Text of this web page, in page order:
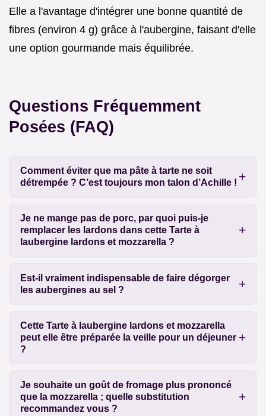
Elle a l'avantage d'intégrer une bonne quantité de
fibres (environ 4 g) grâce à l'aubergine, faisant d'elle
une option gourmande mais équilibrée.
Questions Fréquemment
Posées (FAQ)
Comment éviter que ma pâte à tarte ne soit
détrempée ? C’est toujours mon talon d’Achille !
Je ne mange pas de porc, par quoi puis-je
remplacer les lardons dans cette Tarte à
laubergine lardons et mozzarella ?
Est-il vraiment indispensable de faire dégorger
les aubergines au sel ?
Cette Tarte à laubergine lardons et mozzarella
peut elle être préparée la veille pour un déjeuner
?
Je souhaite un goût de fromage plus prononcé
que la mozzarella ; quelle substitution
recommandez vous ?